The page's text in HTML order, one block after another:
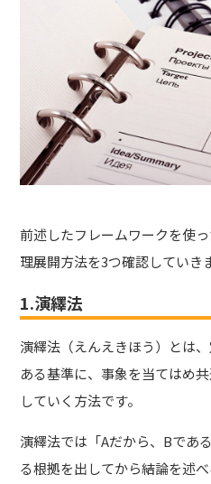
前述したフレームワークを使
理展開方法を3つ確認していき
1.演繹法
演繹法（えんえきほう）とは
ある基準に、事象を当てはめ
していく方法です。
演繹法では「Aだから、Bであ
る根拠を出してから結論を述